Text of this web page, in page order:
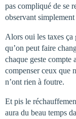
pas compliqué de se
observant simplement
Alors oui les taxes ça
qu’on peut faire
chaque geste
compenser ceux que
n’ont rien à foutre.
Et pis le
aura du beau temps